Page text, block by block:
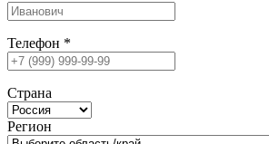
Телефон *
Страна
Регион